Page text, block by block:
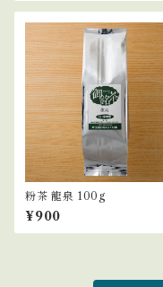
粉茶 龍泉 100g
¥900